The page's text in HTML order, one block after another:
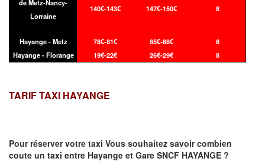
de Metz-Nancy-
Lorraine
140€-143€ 147€-150€ 8
Hayange - Metz 78€-81€ 85€-88€
8
Hayange - Florange
19€-22€ 26€-29€ 8
TARIF TAXI HAYANGE
Pour réserver votre taxi Vous souhaitez savoircombien
coute un taxi entre Hayange et Gare SNCF HAYANGE ?